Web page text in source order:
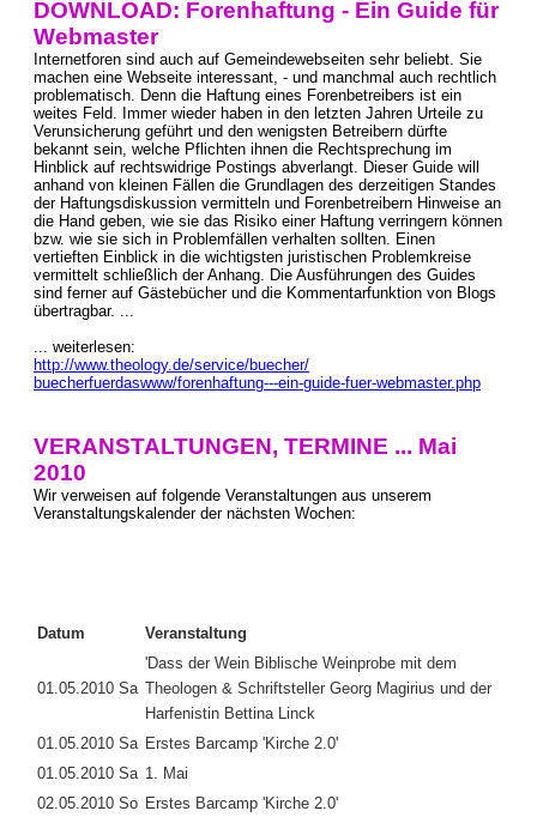
DOWNLOAD: Forenhaftung - Ein Guide für
Webmaster
Internetforen sind auch auf Gemeindewebseiten sehr beliebt. Sie
machen eine Webseite interessant, - und manchmal auch rechtlich
problematisch. Denn die Haftung eines Forenbetreibers ist ein
weites Feld. Immer wieder haben in den letzten Jahren Urteile zu
Verunsicherung geführt und den wenigsten Betreibern dürfte
bekannt sein, welche Pflichten ihnen die Rechtsprechung im
Hinblick auf rechtswidrige Postings abverlangt. Dieser Guide will
anhand von kleinen Fällen die Grundlagen des derzeitigen Standes
der Haftungsdiskussion vermitteln und Forenbetreibern Hinweise an
die Hand geben, wie sie das Risiko einer Haftung verringern können
bzw. wie sie sich in Problemfällen verhalten sollten. Einen
vertieften Einblick in die wichtigsten juristischen Problemkreise
vermittelt schließlich der Anhang. Die Ausführungen des Guides
sind ferner auf Gästebücher und die Kommentarfunktion von Blogs
übertragbar. ...
... weiterlesen:
http://www.theology.de/service/buecher/
buecherfuerdaswww/forenhaftung---ein-guide-fuer-webmaster.php
VERANSTALTUNGEN, TERMINE ... Mai
2010
Wir verweisen auf folgende Veranstaltungen aus unserem
Veranstaltungskalender der nächsten Wochen:
Datum Veranstaltung
01.05.2010 Sa
'Dass der Wein Biblische Weinprobe mit dem
Theologen & Schriftsteller Georg Magirius und der
Harfenistin Bettina Linck
01.05.2010 Sa Erstes Barcamp 'Kirche 2.0'
01.05.2010 Sa 1. Mai
02.05.2010 So Erstes Barcamp 'Kirche 2.0'